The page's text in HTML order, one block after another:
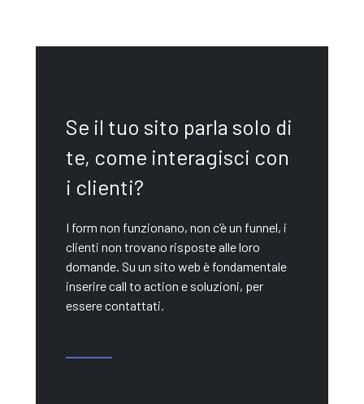
Se il tuo sito parla solo di
te, come interagisci con
i clienti?
I form non funzionano, non c’è un funnel, i
clienti non trovano risposte alle loro
domande. Su un sito web è fondamentale
inserire call to action e soluzioni, per
essere contattati.